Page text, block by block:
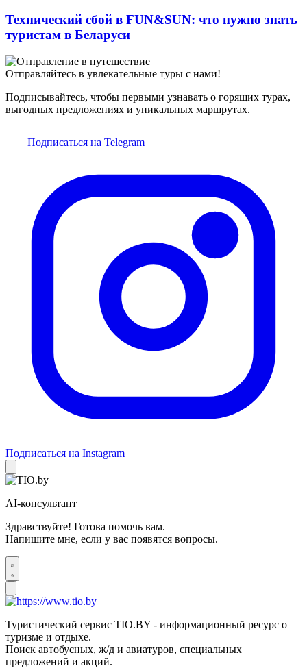
Технический сбой в FUN&SUN: что нужно знать
туристам в Беларуси
Отправляйтесь в увлекательные туры с нами!
Подписывайтесь, чтобы первыми узнавать о горящих турах,
выгодных предложениях и уникальных маршрутах.
Подписаться на Telegram
Подписаться на Instagram
AI-консультант
Здравствуйте! Готова помочь вам.
Напишите мне, если у вас появятся вопросы.
Туристический сервис TIO.BY - информационный ресурс о
туризме и отдыхе.
Поиск автобусных, ж/д и авиатуров, специальных
предложений и акций.